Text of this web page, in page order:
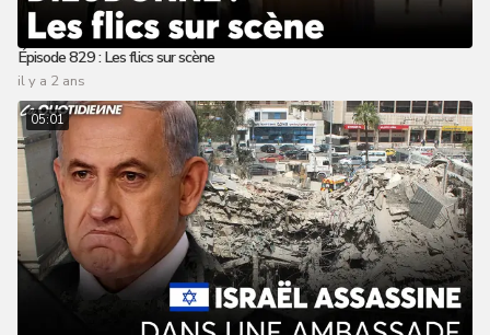
Épisode 829 : Les flics sur scène
il y a 2 ans
05:01